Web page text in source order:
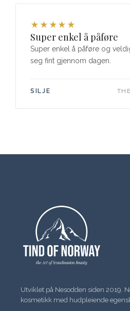
★ ★ ★ ★ ★
Super enkel å påføre
Super enkel å påføre og
seg fint gjennom dagen.
SILJE
Utviklet på Nesodden siden 2019.
kosmetikk med hudpleiende